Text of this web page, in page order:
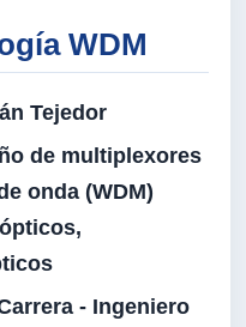
WDM
Tejedor
de multiplexores
onda (WDM)
- Ingeniero